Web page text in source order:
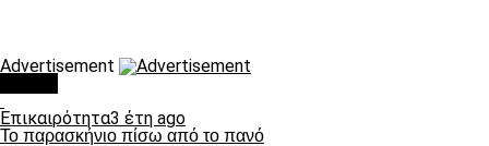
Advertisement
Επικαιρότητα3 έτη ago
Το παρασκήνιο πίσω από το πανό